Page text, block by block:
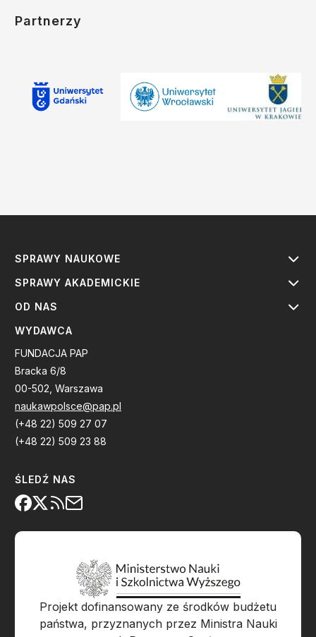
Partnerzy
SPRAWY NAUKOWE
SPRAWY AKADEMICKIE
OD NAS
WYDAWCA
FUNDACJA PAP
Bracka 6/8
00-502, Warszawa
naukawpolsce@pap.pl
(+48 22) 509 27 07
(+48 22) 509 23 88
ŚLEDŹ NAS
Projekt dofinansowany ze środków budżetu
państwa, przyznanych przez Ministra Nauki